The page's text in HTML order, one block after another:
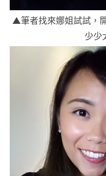
▲筆者找來娜姐試試，
少